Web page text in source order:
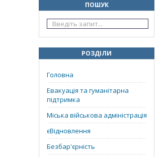
ПОШУК
РОЗДІЛИ
Головна
Евакуація та гуманітарна
підтримка
Міська військова адміністрація
єВідновлення
Безбар'єрність